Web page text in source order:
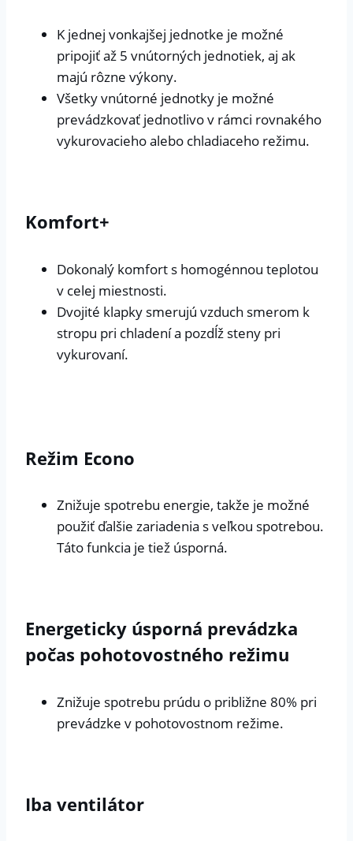
K jednej vonkajšej jednotke je možné
pripojiť až 5 vnútorných jednotiek, aj ak
majú rôzne výkony.
Všetky vnútorné jednotky je možné
prevádzkovať jednotlivo v rámci rovnakého
vykurovacieho alebo chladiaceho režimu.
Komfort+
Dokonalý komfort s homogénnou teplotou
v celej miestnosti.
Dvojité klapky smerujú vzduch smerom k
stropu pri chladení a pozdĺž steny pri
vykurovaní.
Režim Econo
Znižuje spotrebu energie, takže je možné
použiť ďalšie zariadenia s veľkou spotrebou.
Táto funkcia je tiež úsporná.
Energeticky úsporná prevádzka
počas pohotovostného režimu
Znižuje spotrebu prúdu o približne 80% pri
prevádzke v pohotovostnom režime.
Iba ventilátor